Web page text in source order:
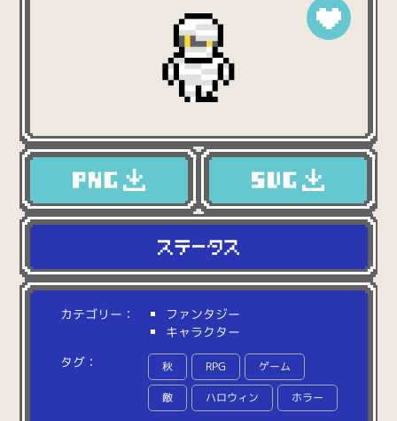
カテゴリー：
ファンタジー
キャラクター
タグ：
秋 RPG ゲーム
敵 ハロウィン ホラー